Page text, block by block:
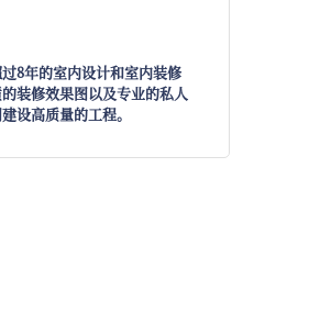
8年的室内设计和室内装修
装修效果图以及专业的私人
设高质量的工程。